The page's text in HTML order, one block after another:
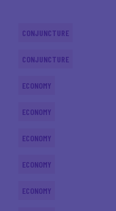
CONJUNCTURE
CONJUNCTURE
ECONOMY
ECONOMY
ECONOMY
ECONOMY
ECONOMY